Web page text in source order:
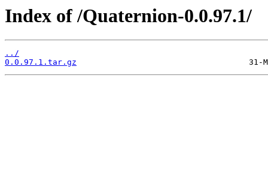
Index of /Quaternion-0.0.97.1/
../
0.0.97.1.tar.gz